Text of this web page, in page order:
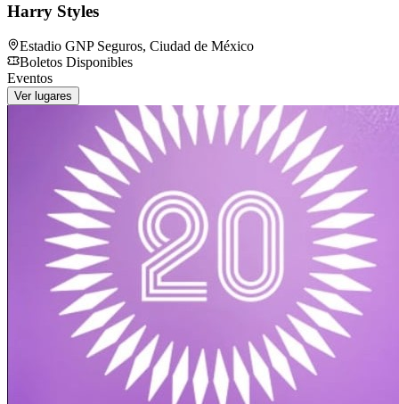
Harry Styles
Estadio GNP Seguros, Ciudad de México
Boletos Disponibles
Eventos
Ver lugares